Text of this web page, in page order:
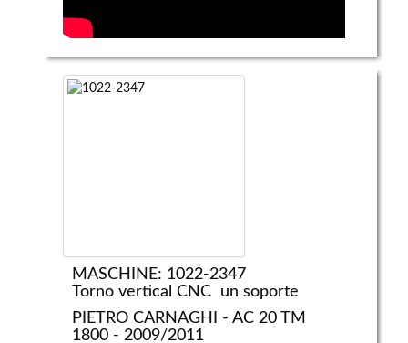
MASCHINE: 1022-2347
Torno vertical CNC  un soporte
PIETRO CARNAGHI - AC 20 TM
1800 - 2009/2011